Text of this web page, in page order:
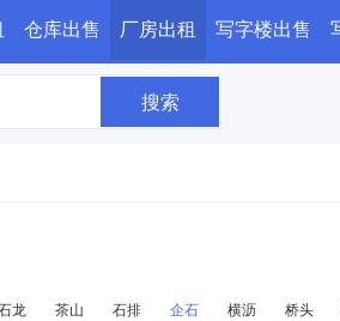
仓库出售 厂房出租 写字楼出售
搜索
龙 茶山 石排 企石 横沥 桥头